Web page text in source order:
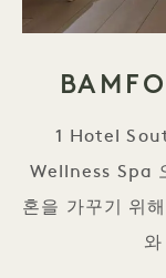
1 Hotel
Wellness Spa
혼을 가꾸기 위